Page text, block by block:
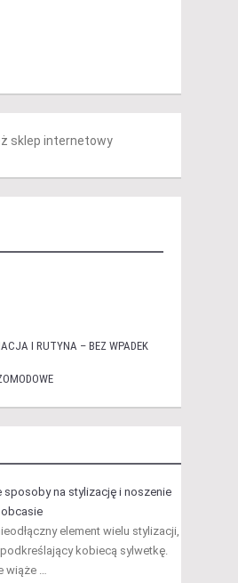
sklep internetowy
I RUTYNA – BEZ WPADEK
sposoby na stylizację i noszenie
element wielu stylizacji,
kobiecą sylwetkę.
wiąże …